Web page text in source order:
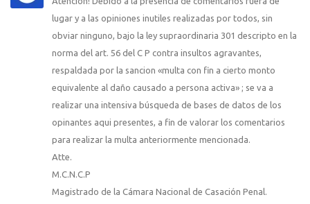
lugar y a las opiniones inutiles realizadas por todos, sin
obviar ninguno, bajo la ley supraordinaria 301 descripto en la
norma del art. 56 del C P contra insultos agravantes,
respaldada por la sancion «multa con fin a cierto monto
equivalente al daño causado a persona activa» ; se va a
realizar una intensiva búsqueda de bases de datos de los
opinantes aqui presentes, a fin de valorar los comentarios
para realizar la multa anteriormente mencionada.
Atte.
M.C.N.C.P
Magistrado de la Cámara Nacional de Casación Penal.